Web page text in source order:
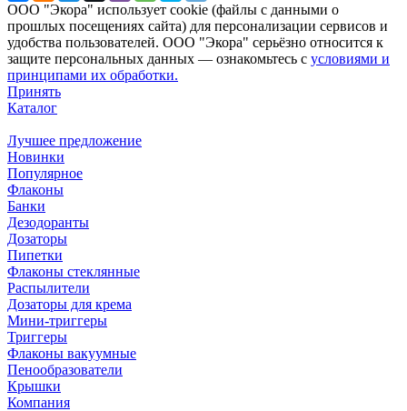
ООО "Экора" использует cookie (файлы с данными о
прошлых посещениях сайта) для персонализации сервисов и
удобства пользователей. ООО "Экора" серьёзно относится к
защите персональных данных — ознакомьтесь с условиями и
принципами их обработки.
Принять
Каталог
Лучшее предложение
Новинки
Популярное
Флаконы
Банки
Дезодоранты
Дозаторы
Пипетки
Флаконы стеклянные
Распылители
Дозаторы для крема
Мини-триггеры
Триггеры
Флаконы вакуумные
Пенообразователи
Крышки
Компания